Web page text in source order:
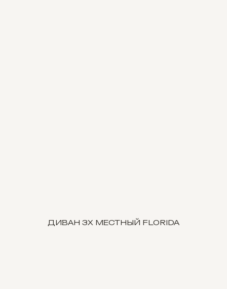
ДИВАН 3Х МЕСТНЫЙ FLORIDA